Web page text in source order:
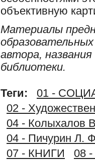
объективную
Материалы
автора,
библиотеки.
Теги:
01 -
02 -
04 - Колыхалов
04 - Пичурин Л.
07 - КНИГИ
08